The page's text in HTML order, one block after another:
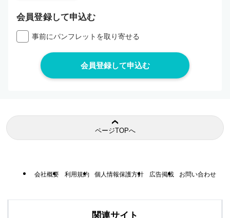
会員登録して申込む
事前にパンフレットを取り寄せる
ページTOPへ